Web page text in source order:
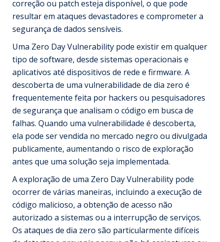
correção ou patch esteja disponível, o que pode
resultar em ataques devastadores e comprometer a
segurança de dados sensíveis.
Uma Zero Day Vulnerability pode existir em qualquer
tipo de software, desde sistemas operacionais e
aplicativos até dispositivos de rede e firmware. A
descoberta de uma vulnerabilidade de dia zero é
frequentemente feita por hackers ou pesquisadores
de segurança que analisam o código em busca de
falhas. Quando uma vulnerabilidade é descoberta,
ela pode ser vendida no mercado negro ou divulgada
publicamente, aumentando o risco de exploração
antes que uma solução seja implementada.
A exploração de uma Zero Day Vulnerability pode
ocorrer de várias maneiras, incluindo a execução de
código malicioso, a obtenção de acesso não
autorizado a sistemas ou a interrupção de serviços.
Os ataques de dia zero são particularmente difíceis